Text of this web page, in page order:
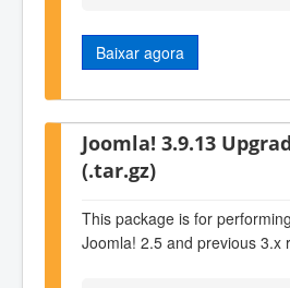
Baixar agora
Joomla! 3.9.13
(.tar.gz)
This package is for
Joomla! 2.5 and previous 3.x